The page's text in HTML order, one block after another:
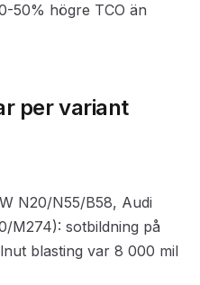
50% högre TCO än
per variant
N20/N55/B58, Audi
M274): sotbildning på
blasting var 8 000 mil